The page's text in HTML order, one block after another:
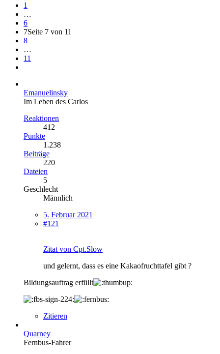
1
…
6
7Seite 7 von 11
8
…
11
Emanuelinsky
Im Leben des Carlos
Reaktionen
412
Punkte
1.238
Beiträge
220
Dateien
5
Geschlecht
Männlich
5. Februar 2021
#121
Zitat von Cpt.Slow
und gelernt, dass es eine Kakaofruchttafel gibt ?
Bildungsauftrag erfüllt
Zitieren
Quarney
Fernbus-Fahrer